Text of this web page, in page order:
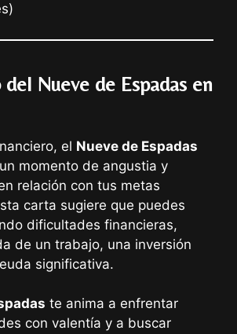
Nueve de Espadas en
el Nueve de Espadas
momento de angustia y
relación con tus metas
carta sugiere que puedes
dificultades financieras,
de un trabajo, una inversión
significativa.
te anima a enfrentar
con valentía y a buscar